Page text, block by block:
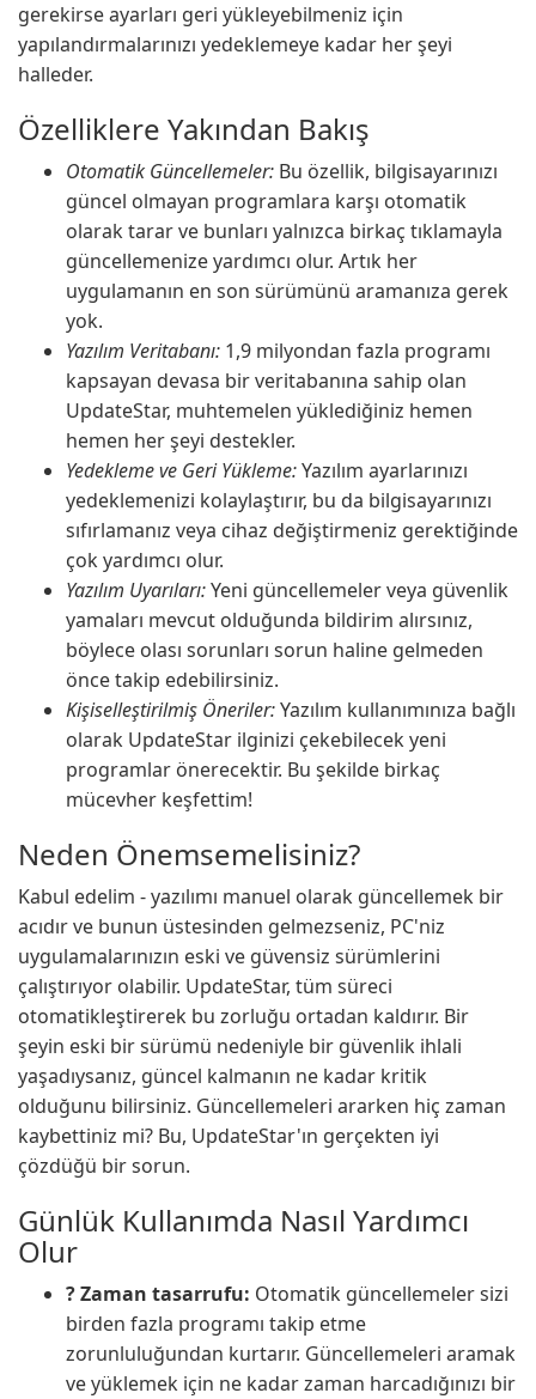
gerekirse ayarları geri yükleyebilmeniz için
yapılandırmalarınızı yedeklemeye kadar her şeyi
halleder.
Özelliklere Yakından Bakış
Otomatik Güncellemeler: Bu özellik, bilgisayarınızı
güncel olmayan programlara karşı otomatik
olarak tarar ve bunları yalnızca birkaç tıklamayla
güncellemenize yardımcı olur. Artık her
uygulamanın en son sürümünü aramanıza gerek
yok.
Yazılım Veritabanı: 1,9 milyondan fazla programı
kapsayan devasa bir veritabanına sahip olan
UpdateStar, muhtemelen yüklediğiniz hemen
hemen her şeyi destekler.
Yedekleme ve Geri Yükleme:Yazılım ayarlarınızı
yedeklemenizi kolaylaştırır, bu da bilgisayarınızı
sıfırlamanız veya cihaz değiştirmeniz gerektiğinde
çok yardımcı olur.
Yazılım Uyarıları:Yeni güncellemeler veya güvenlik
yamaları mevcut olduğunda bildirim alırsınız,
böylece olası sorunları sorun haline gelmeden
önce takip edebilirsiniz.
Kişiselleştirilmiş Öneriler:Yazılım kullanımınıza bağlı
olarak UpdateStar ilginizi çekebilecek yeni
programlar önerecektir. Bu şekilde birkaç
mücevher keşfettim!
Neden Önemsemelisiniz?
Kabul edelim - yazılımı manuel olarak güncellemek bir
acıdır ve bunun üstesinden gelmezseniz, PC'niz
uygulamalarınızın eski ve güvensiz sürümlerini
çalıştırıyor olabilir. UpdateStar, tüm süreci
otomatikleştirerek bu zorluğu ortadan kaldırır. Bir
şeyin eski bir sürümü nedeniyle bir güvenlik ihlali
yaşadıysanız, güncel kalmanın ne kadar kritik
olduğunu bilirsiniz. Güncellemeleri ararken hiç zaman
kaybettiniz mi? Bu, UpdateStar'ın gerçekten iyi
çözdüğü bir sorun.
Günlük Kullanımda Nasıl Yardımcı
Olur
? Zaman tasarrufu: Otomatik güncellemeler sizi
birden fazla programı takip etme
zorunluluğundan kurtarır. Güncellemeleri aramak
ve yüklemek için ne kadar zaman harcadığınızı bir